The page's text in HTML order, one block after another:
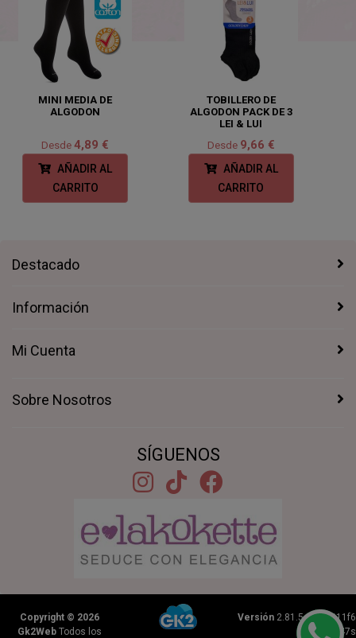
MINI MEDIA DE
ALGODON
Desde4,89 €
AÑADIR AL
CARRITO
TOBILLERO DE
ALGODON PACK DE 3
LEI & LUI
Desde 9,66 €
AÑADIR AL
CARRITO
Destacado
Información
Mi Cuenta
Sobre Nosotros
SÍGUENOS
Copyright © 2026
Gk2WebTodos los
Versión2.81.5+1b46211f6
0.2347s